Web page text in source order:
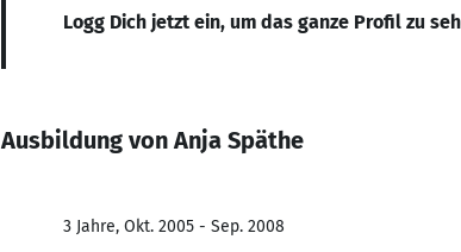
Logg Dich jetzt ein, um das ganze Profil zu
Ausbildung von Anja Späthe
3 Jahre, Okt. 2005 - Sep. 2008